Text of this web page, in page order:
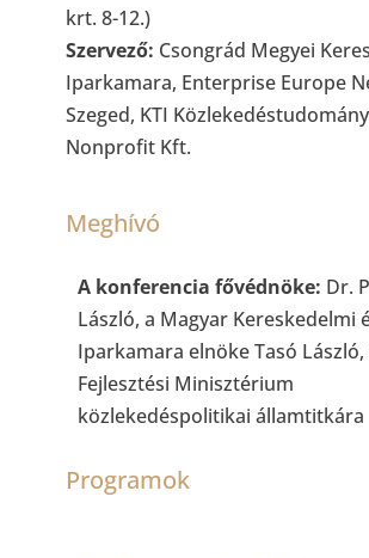
krt. 8-12.)
Szervező: Csongrád Megyei
Iparkamara, Enterprise Europe
Szeged, KTI
Nonprofit Kft.
Meghívó
A konferencia fővédnöke: Dr.
László, a Magyar Kereskedelmi
Iparkamara elnöke Tasó
Fejlesztési Minisztérium
közlekedéspolitikai államtitkára
Programok